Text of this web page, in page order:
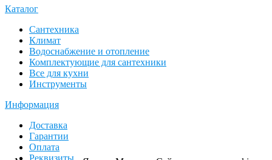
Каталог
Сантехника
Климат
Водоснабжение и отопление
Комплектующие для сантехники
Все для кухни
Инструменты
Информация
Доставка
Гарантии
Оплата
Реквизиты